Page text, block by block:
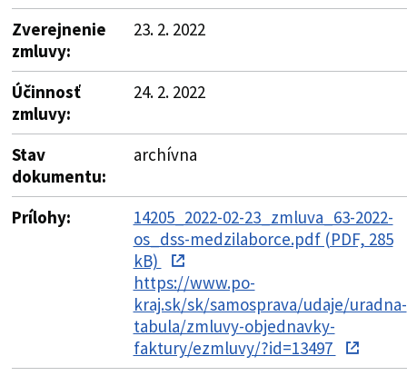
Zverejnenie
zmluvy:
23. 2. 2022
Účinnosť
zmluvy:
24. 2. 2022
Stav
dokumentu:
archívna
Prílohy:
14205_2022-02-23_zmluva_63-2022-
os_dss-medzilaborce.pdf (PDF, 285
kB)
https://www.po-
kraj.sk/sk/samosprava/udaje/uradna-
tabula/zmluvy-objednavky-
faktury/ezmluvy/?id=13497